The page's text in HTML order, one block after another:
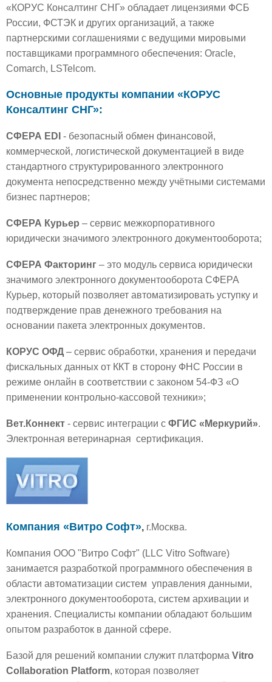
«КОРУС Консалтинг СНГ» обладает лицензиями ФСБ
России, ФСТЭК и других организаций, а также
партнерскими соглашениями с ведущими мировыми
поставщиками программного обеспечения: Oracle,
Comarch, LSTelcom.
Основные продукты компании «КОРУС
Консалтинг СНГ»:
СФЕРА EDI - безопасный обмен финансовой,
коммерческой, логистической документацией в виде
стандартного структурированного электронного
документа непосредственно между учётными системами
бизнес партнеров;
СФЕРА Курьер – сервис межкорпоративного
юридически значимого электронного документооборота;
СФЕРА Факторинг – это модуль сервиса юридически
значимого электронного документооборота СФЕРА
Курьер, который позволяет автоматизировать уступку и
подтверждение прав денежного требования на
основании пакета электронных документов.
КОРУС ОФД – сервис обработки, хранения и передачи
фискальных данных от ККТ в сторону ФНС России в
режиме онлайн в соответствии c законом 54-ФЗ «О
применении контрольно-кассовой техники»;
Вет.Коннект - сервис интеграции с ФГИС «Меркурий».
Электронная ветеринарная сертификация.
Компания «Витро Софт», г.Москва.
Компания ООО "Витро Софт" (LLC Vitro Software)
занимается разработкой программного обеспечения в
области автоматизации систем управления данными,
электронного документооборота, систем архивации и
хранения. Специалисты компании обладают большим
опытом разработок в данной сфере.
Базой для решений компании служит платформа Vitro
Collaboration Platform, которая позволяет